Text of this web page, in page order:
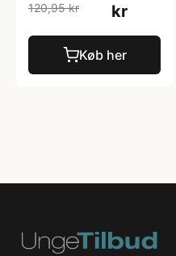
120,95 kr
kr
Køb her